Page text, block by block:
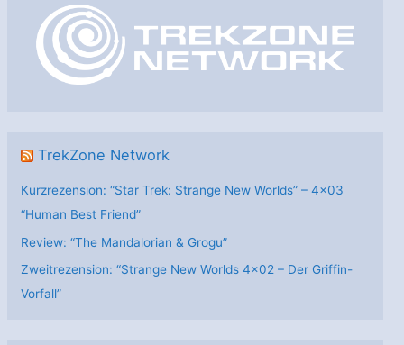
TrekZone Network
Kurzrezension: “Star Trek: Strange New Worlds” – 4×03
“Human Best Friend”
Review: “The Mandalorian & Grogu”
Zweitrezension: “Strange New Worlds 4×02 – Der Griffin-
Vorfall”